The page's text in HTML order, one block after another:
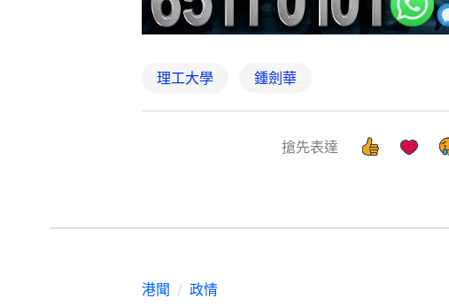
理工大學 鍾劍華
搶先表達
港聞 政情